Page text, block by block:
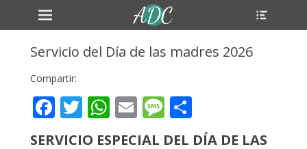
Skip
to
Primary Menu
Servicio del Día de las madres 2026
Compartir:
Facebook
Twitter
WhatsApp
EmailMessage
SERVICIO ESPECIAL DEL DÍA DE LAS